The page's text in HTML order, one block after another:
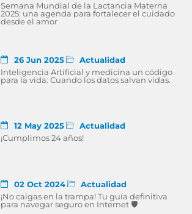
Semana Mundial de la Lactancia Materna
2025: una agenda para fortalecer el cuidado
desde el amor
26 Jun 2025
Actualidad
Inteligencia Artificial y medicina un código
para la vida: Cuando los datos salvan vidas.
12 May 2025
Actualidad
¡Cumplimos 24 años!
02 Oct 2024
Actualidad
¡No caigas en la trampa! Tu guía definitiva
para navegar seguro en Internet 🛡